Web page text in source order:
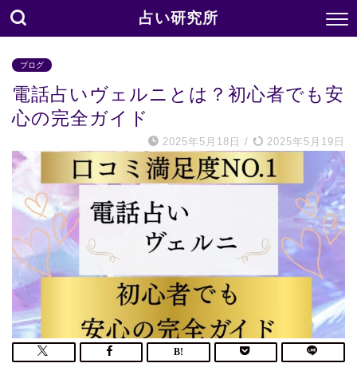
占い研究所
ブログ
電話占いヴェルニとは？初心者でも安
心の完全ガイド
2025年5月18日 / 2025年5月19日